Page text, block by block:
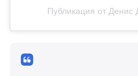
Публикация от Денис